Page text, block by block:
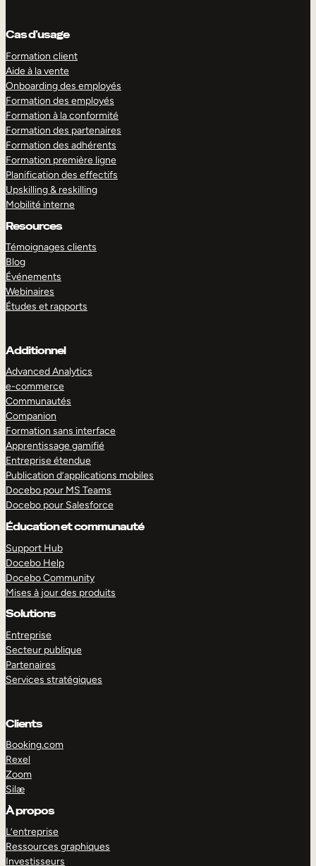
Cas d’usage
Formation client
Aide à la vente
Onboarding des employés
Formation des employés
Formation à la conformité
Formation des partenaires
Formation des adhérents
Formation première ligne
Planification des effectifs
Upskilling & reskilling
Mobilité interne
Resources
Témoignages clients
Blog
Événements
Webinaires
Études et rapports
Additionnel
Advanced Analytics
e-commerce
Communautés
Companion
Formation sans interface
Apprentissage gamifié
Entreprise étendue
Publication d’applications mobiles
Docebo pour MS Teams
Docebo pour Salesforce
Éducation et communauté
Support Hub
Docebo Help
Docebo Community
Mises à jour des produits
Solutions
Entreprise
Secteur publique
Partenaires
Services stratégiques
Clients
Booking.com
Rexel
Zoom
Silæ
À propos
L’entreprise
Ressources graphiques
Investisseurs